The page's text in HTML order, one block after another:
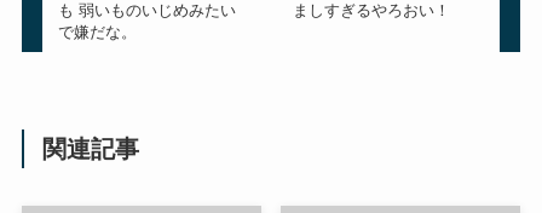
も 弱いものいじめみたい
で嫌だな。
ましすぎるやろおい！
関連記事